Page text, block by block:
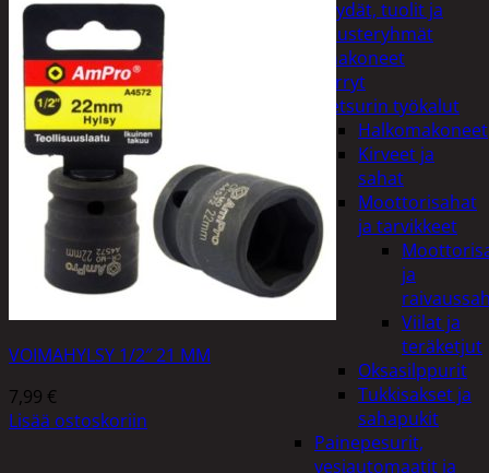
Pöydät, tuolit ja
kalusteryhmät
Puutarhakoneet
Kärryt
Metsurin työkalut
Halkomakoneet
Kirveet ja
sahat
Moottorisahat
ja tarvikkeet
ja
Viilat ja
teräketjut
Oksasilppurit
Tukkisakset ja
sahapukit
Painepesurit,
vesiautomaatit ja
VOIMAHYLSY 1/2″ 21 MM
7,99 €
Lisää ostoskoriin